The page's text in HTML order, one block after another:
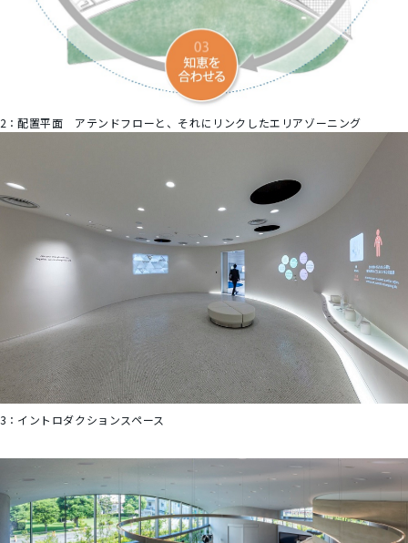
2： 配置平面 アテンドフローと、それにリンクしたエリアゾーニング
3： イントロダクションスペース